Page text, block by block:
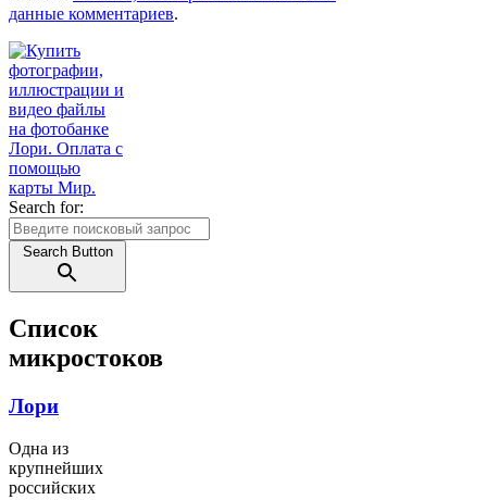
данные комментариев.
Search for:
Search Button
Список
микростоков
Лори
Одна из
крупнейших
российских